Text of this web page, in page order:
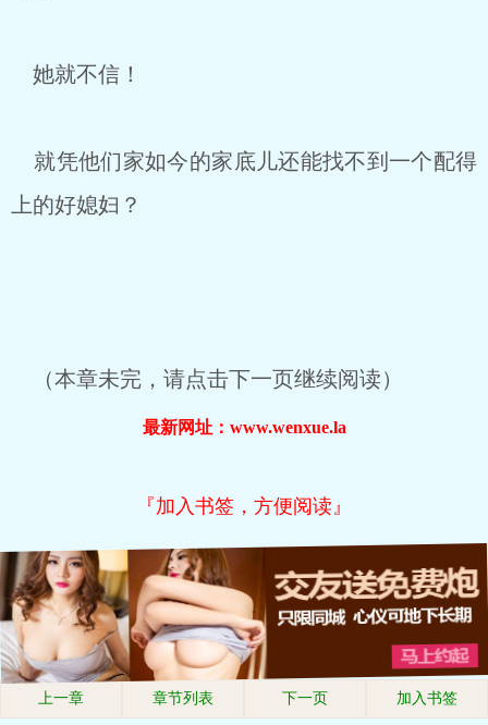
她就不信！
就凭他们家如今的家底儿还能找不到一个配得
上的好媳妇？
（本章未完，请点击下一页继续阅读）
最新网址：www.wenxue.la
『加入书签，方便阅读』
上一章 章节列表 下一页 加入书签